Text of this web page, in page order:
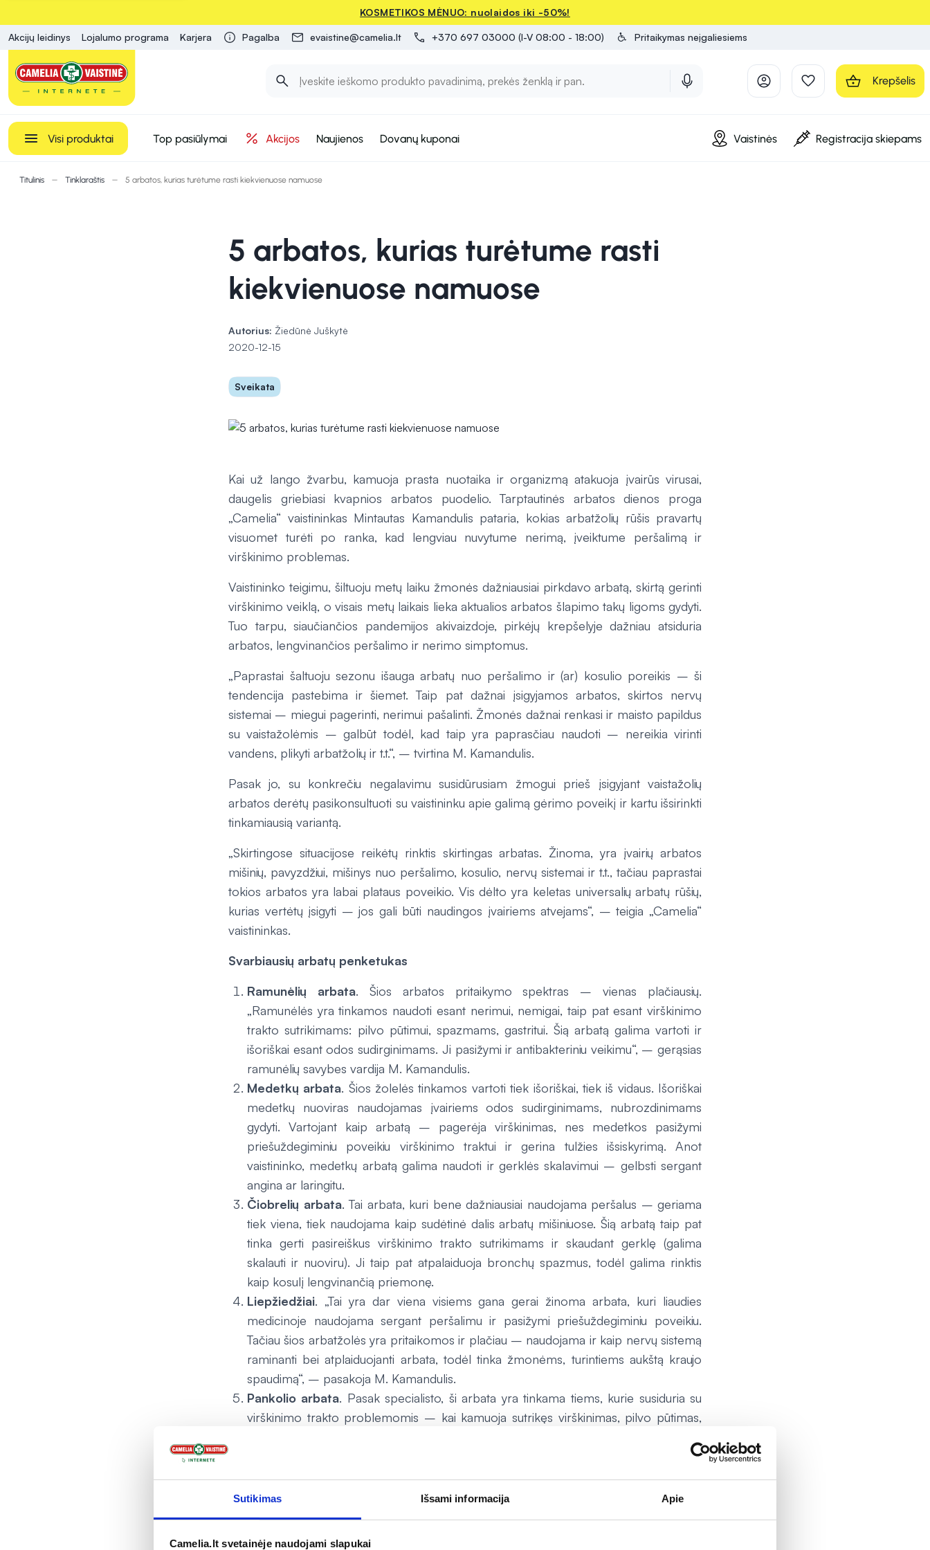
Sutikimas Išsami informacija Apie
Camelia.lt svetainėje naudojami slapukai
KOSMETIKOS MĖNUO: nuolaidos iki -50%!
Akcijų leidinys Lojalumo programa Karjera Pagalba evaistine@camelia.lt +370 697 03000 (I-V 08:00 - 18:00) Pritaikymas neįgaliesiems
Krepšelis
Visi produktai Top pasiūlymai Akcijos Naujienos Dovanų kuponai Vaistinės Registracija skiepams
Titulinis Tinklaraštis 5 arbatos, kurias turėtume rasti kiekvienuose namuose
5 arbatos, kurias turėtume rasti
kiekvienuose namuose
Autorius: Žiedūnė Juškytė
2020-12-15
Sveikata
Kai už lango žvarbu, kamuoja prasta nuotaika ir organizmą atakuoja įvairūs virusai,
daugelis griebiasi kvapnios arbatos puodelio. Tarptautinės arbatos dienos proga
„Camelia“ vaistininkas Mintautas Kamandulis pataria, kokias arbatžolių rūšis pravartų
visuomet turėti po ranka, kad lengviau nuvytume nerimą, įveiktume peršalimą ir
virškinimo problemas.
Vaistininko teigimu, šiltuoju metų laiku žmonės dažniausiai pirkdavo arbatą, skirtą gerinti
virškinimo veiklą, o visais metų laikais lieka aktualios arbatos šlapimo takų ligoms gydyti.
Tuo tarpu, siaučiančios pandemijos akivaizdoje, pirkėjų krepšelyje dažniau atsiduria
arbatos, lengvinančios peršalimo ir nerimo simptomus.
„Paprastai šaltuoju sezonu išauga arbatų nuo peršalimo ir (ar) kosulio poreikis – ši
tendencija pastebima ir šiemet. Taip pat dažnai įsigyjamos arbatos, skirtos nervų
sistemai – miegui pagerinti, nerimui pašalinti. Žmonės dažnai renkasi ir maisto papildus
su vaistažolėmis – galbūt todėl, kad taip yra paprasčiau naudoti – nereikia virinti
vandens, plikyti arbatžolių ir t.t.“, – tvirtina M. Kamandulis.
Pasak jo, su konkrečiu negalavimu susidūrusiam žmogui prieš įsigyjant vaistažolių
arbatos derėtų pasikonsultuoti su vaistininku apie galimą gėrimo poveikį ir kartu išsirinkti
tinkamiausią variantą.
„Skirtingose situacijose reikėtų rinktis skirtingas arbatas. Žinoma, yra įvairių arbatos
mišinių, pavyzdžiui, mišinys nuo peršalimo, kosulio, nervų sistemai ir t.t., tačiau paprastai
tokios arbatos yra labai plataus poveikio. Vis dėlto yra keletas universalių arbatų rūšių,
kurias vertėtų įsigyti – jos gali būti naudingos įvairiems atvejams“, – teigia „Camelia“
vaistininkas.
Svarbiausių arbatų penketukas
Ramunėlių arbata. Šios arbatos pritaikymo spektras – vienas plačiausių.
„Ramunėlės yra tinkamos naudoti esant nerimui, nemigai, taip pat esant virškinimo
trakto sutrikimams: pilvo pūtimui, spazmams, gastritui. Šią arbatą galima vartoti ir
išoriškai esant odos sudirginimams. Ji pasižymi ir antibakteriniu veikimu“, – gerąsias
ramunėlių savybes vardija M. Kamandulis.
Medetkų arbata. Šios žolelės tinkamos vartoti tiek išoriškai, tiek iš vidaus. Išoriškai
medetkų nuoviras naudojamas įvairiems odos sudirginimams, nubrozdinimams
gydyti. Vartojant kaip arbatą – pagerėja virškinimas, nes medetkos pasižymi
priešuždegiminiu poveikiu virškinimo traktui ir gerina tulžies išsiskyrimą. Anot
vaistininko, medetkų arbatą galima naudoti ir gerklės skalavimui – gelbsti sergant
angina ar laringitu.
Čiobrelių arbata. Tai arbata, kuri bene dažniausiai naudojama peršalus – geriama
tiek viena, tiek naudojama kaip sudėtinė dalis arbatų mišiniuose. Šią arbatą taip pat
tinka gerti pasireiškus virškinimo trakto sutrikimams ir skaudant gerklę (galima
skalauti ir nuoviru). Ji taip pat atpalaiduoja bronchų spazmus, todėl galima rinktis
kaip kosulį lengvinančią priemonę.
Liepžiedžiai. „Tai yra dar viena visiems gana gerai žinoma arbata, kuri liaudies
medicinoje naudojama sergant peršalimu ir pasižymi priešuždegiminiu poveikiu.
Tačiau šios arbatžolės yra pritaikomos ir plačiau – naudojama ir kaip nervų sistemą
raminanti bei atplaiduojanti arbata, todėl tinka žmonėms, turintiems aukštą kraujo
spaudimą“, – pasakoja M. Kamandulis.
Pankolio arbata. Pasak specialisto, ši arbata yra tinkama tiems, kurie susiduria su
virškinimo trakto problemomis – kai kamuoja sutrikęs virškinimas, pilvo pūtimas,
Pankolio arbata naudojama sergant peršalimo ligomis, kosuliui lengvinti. Visgi
visiems.
„Visas šias arbatas galima naudoti ir sumaišytas viena su kita. Pavyzdžiui, esant nemigai
tiktų ramunėlių ir liepžiedžių arbata. Pasireiškus virškinimo sutrikimams padėtų